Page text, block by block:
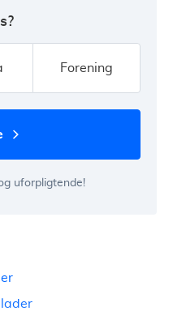
Forening
uforpligtende!